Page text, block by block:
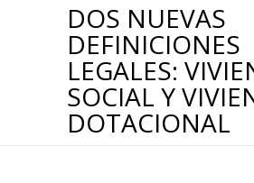
DOS NUEVAS
DEFINICIONES
LEGALES:
SOCIAL Y
DOTACIONAL